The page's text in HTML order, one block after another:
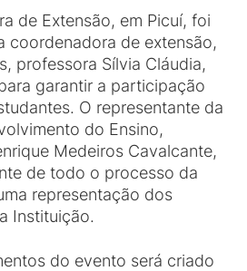
de Extensão, em Picuí, foi
coordenadora de extensão,
professora Sílvia Cláudia,
garantir a participação
O representante da
do Ensino,
Medeiros Cavalcante,
de todo o processo da
representação dos
Instituição.
do evento será criado